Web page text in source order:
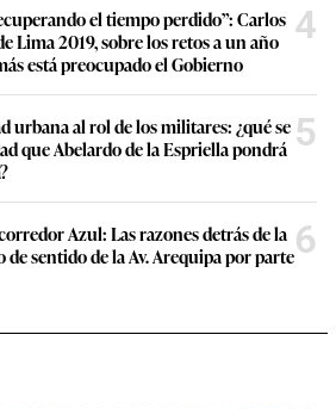
el tiempo perdido”: Carlos
Lima 2019, sobre los retos a un año
está preocupado el Gobierno
4
urbana al rol de los militares: ¿qué se
que Abelardo de la Espriella pondrá 5
Azul: Las razones detrás de la
sentido de la Av. Arequipa por parte6